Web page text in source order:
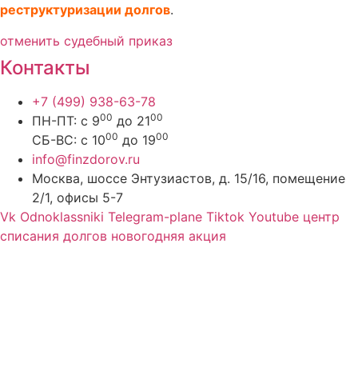
реструктуризации долгов.
отменить судебный приказ
Контакты
+7 (499) 938-63-78
ПН-ПТ: с 900 до 2100
СБ-ВС: с 1000 до 1900
info@finzdorov.ru
Москва, шоссе Энтузиастов, д. 15/16, помещение
2/1, офисы 5-7
Vk Odnoklassniki Telegram-plane Tiktok Youtube центр
списания долгов новогодняя акция